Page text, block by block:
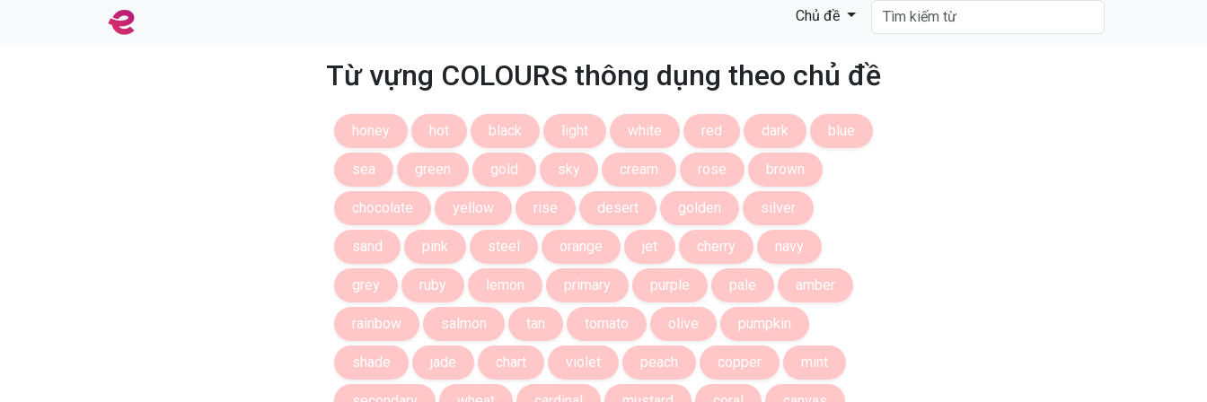
Chủ đề
Từ vựng COLOURS thông dụng theo chủ đề
honey hot black light white red dark blue
sea green gold sky cream rose brown
chocolate yellow rise desert golden silver
sand pink steel orange jet cherry navy
grey ruby lemon primary purple pale amber
rainbow salmon tan tomato olive pumpkin
shade jade chart violet peach copper mint